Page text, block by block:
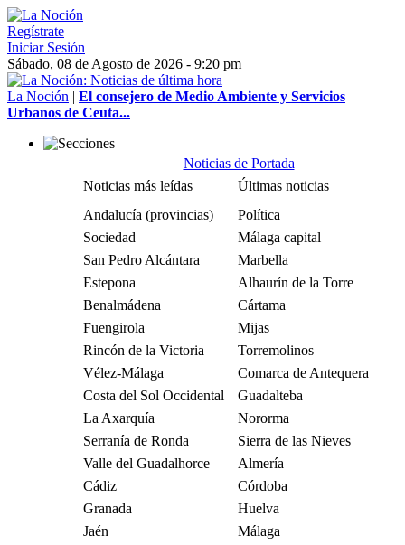
Regístrate
Iniciar Sesión
Sábado, 08 de Agosto de 2026 - 9:20 pm
La Noción | El consejero de Medio Ambiente y Servicios
Urbanos de Ceuta...
Noticias de Portada
Noticias más leídas
Últimas noticias
Andalucía (provincias)
Política
Sociedad
Málaga capital
San Pedro Alcántara
Marbella
Estepona
Alhaurín de la Torre
Benalmádena
Cártama
Fuengirola
Mijas
Rincón de la Victoria
Torremolinos
Vélez-Málaga
Comarca de Antequera
Costa del Sol Occidental
Guadalteba
La Axarquía
Nororma
Serranía de Ronda
Sierra de las Nieves
Valle del Guadalhorce
Almería
Cádiz
Córdoba
Granada
Huelva
Jaén
Málaga